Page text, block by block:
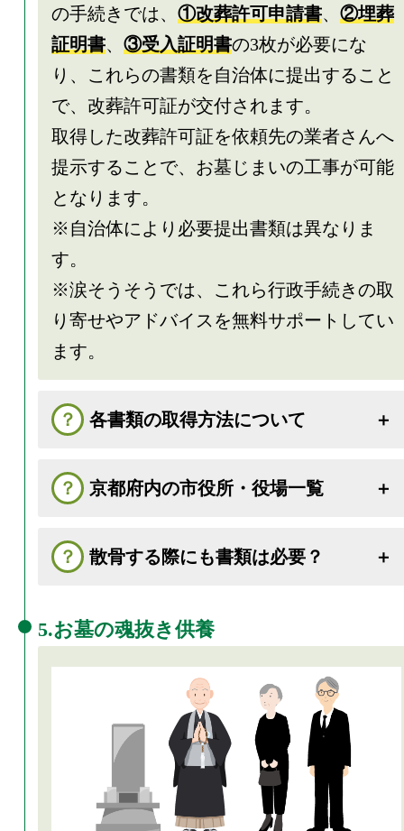
の手続きでは、 ①改葬許可申請書、 ②埋葬
証明書、 ③受入証明書の3枚が必要にな
り、これらの書類を自治体に提出すること
で、改葬許可証が交付されます。
取得した改葬許可証を依頼先の業者さんへ
提示することで、お墓じまいの工事が可能
となります。
※自治体により必要提出書類は異なりま
す。
※涙そうそうでは、これら行政手続きの取
り寄せやアドバイスを無料サポートしてい
ます。
各書類の取得方法について
京都府内の市役所・役場一覧
散骨する際にも書類は必要？
5.お墓の魂抜き供養